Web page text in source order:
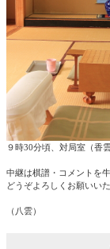
９時30分頃、対局室（香
中継は棋譜・コメントを
どうぞよろしくお願いいた
（八雲）